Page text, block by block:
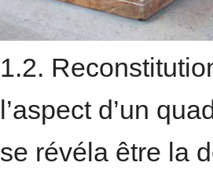
1.2.
l’aspect d’un
se révéla être la